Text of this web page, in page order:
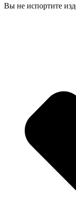
Вы не испортите